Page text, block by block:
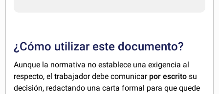
¿Cómo utilizar este documento?
Aunque la normativa no establece una exigencia al
respecto, el trabajador debe comunicar por escrito su
decisión, redactando una carta formal para que quede